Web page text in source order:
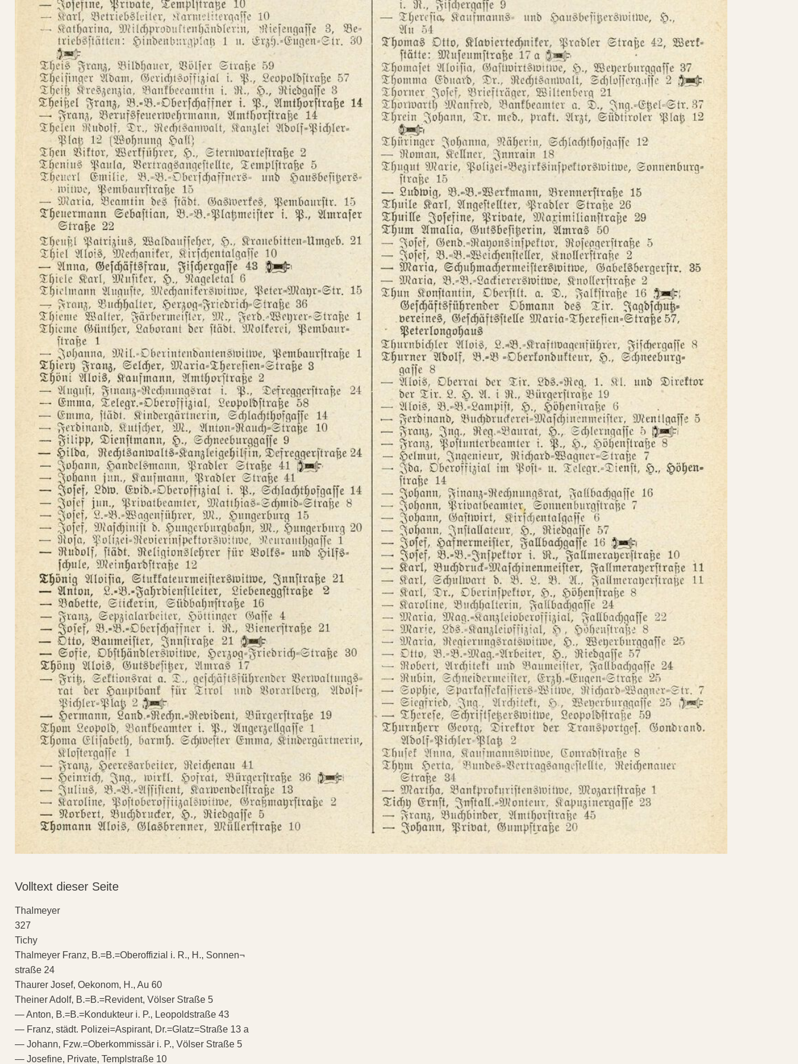
Volltext dieser Seite
Thalmeyer
327
Tichy
Thalmeyer Franz, B.=B.=Oberoffizial i. R., H., Sonnen¬
straße 24
Thaurer Josef, Oekonom, H., Au 60
Theiner Adolf, B.=B.=Revident, Völser Straße 5
— Anton, B.=B.=Kondukteur i. P., Leopoldstraße 43
— Franz, städt. Polizei=Aspirant, Dr.=Glatz=Straße 13 a
— Johann, Fzw.=Oberkommissär i. P., Völser Straße 5
— Josefine, Private, Templstraße 10